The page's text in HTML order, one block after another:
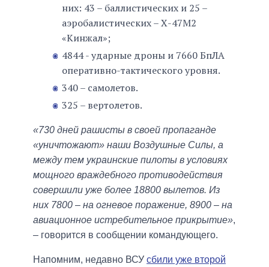
них: 43 – баллистических и 25 –
аэробалистических – Х-47М2
«Кинжал»;
4844 - ударные дроны и 7660 БпЛА
оперативно-тактического уровня.
340 – самолетов.
325 – вертолетов.
«730 дней рашисты в своей пропаганде
«уничтожают» наши Воздушные Силы, а
между тем украинские пилоты в условиях
мощного враждебного противодействия
совершили уже более 18800 вылетов. Из
них 7800 – на огневое поражение, 8900 – на
авиационное истребительное прикрытие»,
– говорится в сообщении командующего.
Напомним, недавно ВСУ сбили уже второй